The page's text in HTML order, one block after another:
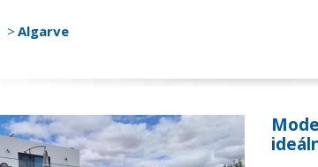
Algarve